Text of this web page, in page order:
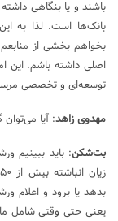
باشند و یا بنگاهی
بانک‌ها است. لذا به
بخواهم بخشی از
اصلی داشته باشم. این
توسعه‌ای و تخصصی
مهدوی زاهد: آیا
بت‌شکن
بدهد یا برود و اعلام